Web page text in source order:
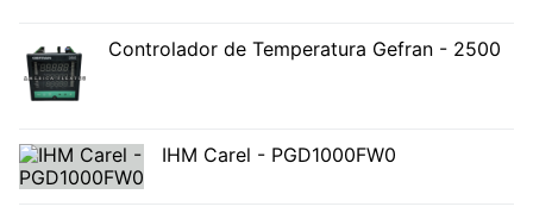
Controlador de Temperatura Gefran - 2500
IHM Carel - PGD1000FW0